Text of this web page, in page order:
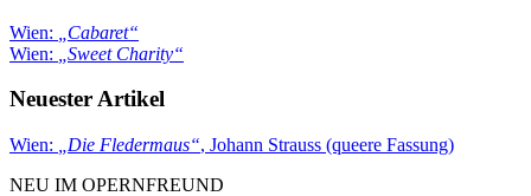
Wien: Cabaret“
Wien:
„Sweet Charity“
Neuester Artikel
Wien: Die Fledermaus“, Johann Strauss (queere Fassung)
NEU IM OPERNFREUND